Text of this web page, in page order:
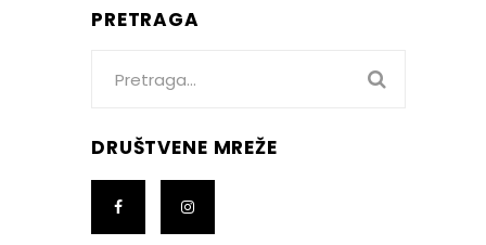
PRETRAGA
DRUŠTVENE MREŽE